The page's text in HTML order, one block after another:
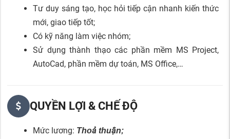
Tư duy sáng tạo, học hỏi tiếp cận nhanh kiến thức
mới, giao tiếp tốt;
Có kỹ năng làm việc nhóm;
Sử dụng thành thạo các phần mềm MS Project,
AutoCad, phần mềm dự toán, MS Office,…
QUYỀN LỢI & CHẾ ĐỘ
Mức lương: Thoả thuận;